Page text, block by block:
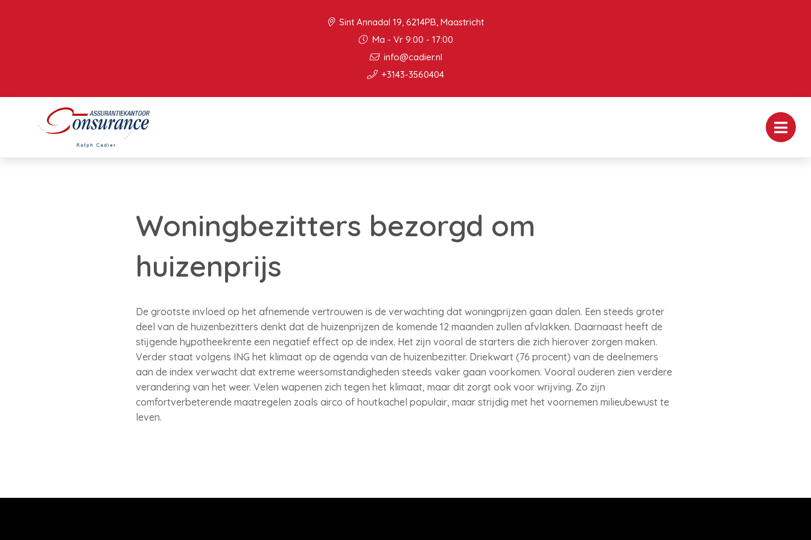
Sint Annadal 19, 6214PB, Maastricht
Ma - Vr 9:00 - 17:00
info@cadier.nl
+3143-3560404
Woningbezitters bezorgd om
huizenprijs
De grootste invloed op het afnemende vertrouwen is de verwachting dat woningprijzen gaan dalen. Een steeds groter
deel van de huizenbezitters denkt dat de huizenprijzen de komende 12 maanden zullen afvlakken. Daarnaast heeft de
stijgende hypotheekrente een negatief effect op de index. Het zijn vooral de starters die zich hierover zorgen maken.
Verder staat volgens ING het klimaat op de agenda van de huizenbezitter. Driekwart (76 procent) van de deelnemers
aan de index verwacht dat extreme weersomstandigheden steeds vaker gaan voorkomen. Vooral ouderen zien verdere
verandering van het weer. Velen wapenen zich tegen het klimaat, maar dit zorgt ook voor wrijving. Zo zijn
comfortverbeterende maatregelen zoals airco of houtkachel populair, maar strijdig met het voornemen milieubewust te
leven.